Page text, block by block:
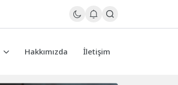
Hakkımızda İletişim